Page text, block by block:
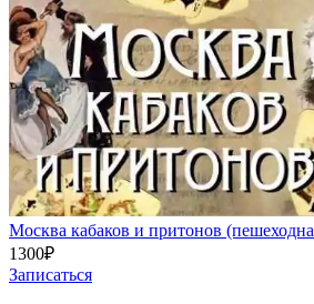
Москва кабаков и притонов
1300₽
Записаться